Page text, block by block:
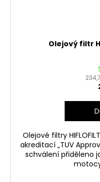
Olejový filtr
Olejové filtry
akreditací „TUV
schválení přiděleno